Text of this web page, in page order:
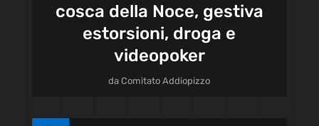
cosca della Noce, gestiva
estorsioni, droga e
videopoker
daComitato Addiopizzo